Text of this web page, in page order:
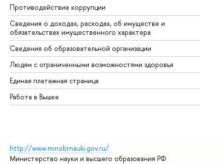
Противодействие коррупции
Сведения о доходах, расходах, об имуществе и
обязательствах имущественного характера
Сведения об образовательной организации
Людям с ограниченными возможностями здоровья
Единая платежная страница
Работа в Вышке
http://www.minobrnauki.gov.ru/
Министерство науки и высшего образования РФ